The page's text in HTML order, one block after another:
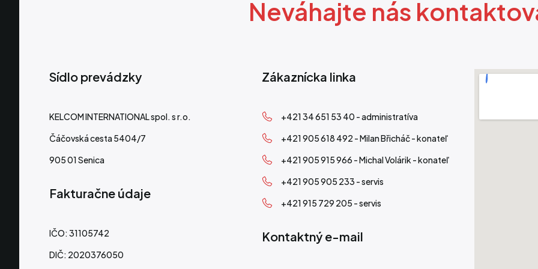
Neváhajte nás
Sídlo prevádzky
KELCOM INTERNATIONAL spol. s r.o.
Čáčovská cesta 5404/7
905 01 Senica
Fakturačne údaje
IČO: 31105742
DIČ: 2020376050
Zákaznícka linka
+421 34 651 53 40 - administratíva
+421 905 618 492 - Milan Břicháč - konateľ
+421 905 915 966 - Michal Volárik - konateľ
+421 905 905 233 - servis
+421 915 729 205 - servis
Kontaktný e-mail